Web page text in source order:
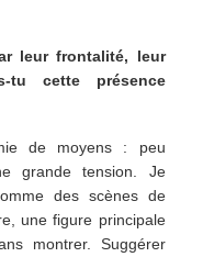
leur frontalité, leur
tu cette présence
de moyens : peu
grande tension. Je
des scènes de
une figure principale
montrer. Suggérer